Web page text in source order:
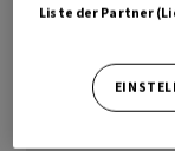
Liste der Partner